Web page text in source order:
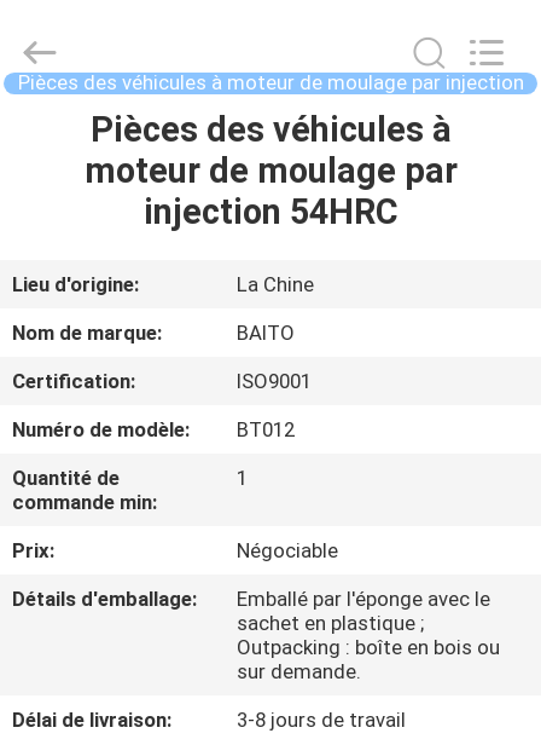
MAISON
PRODUITS
AU
SUJET
DE
VISITE
CONTRÔLE
Baitong
Precision
Mould
Manuafacturing
Pièces des véhicules à moteur de moulage par injection
Pièces des véhicules à
moteur de moulage par
injection 54HRC
Lieu d'origine:
La Chine
Nom de marque:
BAITO
Certification:
ISO9001
Numéro de modèle:
BT012
Quantité de
commande min:
1
Prix:
Négociable
Détails d'emballage:
Emballé par l'éponge avec le
sachet en plastique ;
Outpacking : boîte en bois ou
sur demande.
Délai de livraison:
3-8 jours de travail